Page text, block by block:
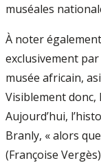
muséales
À noter
exclusivement
musée africain,
Visiblement donc,
Aujourd’hui,
Branly, « alors
(Françoise